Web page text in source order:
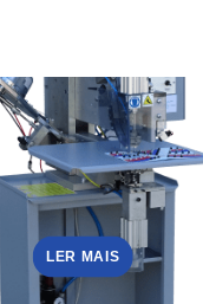
LER MAIS